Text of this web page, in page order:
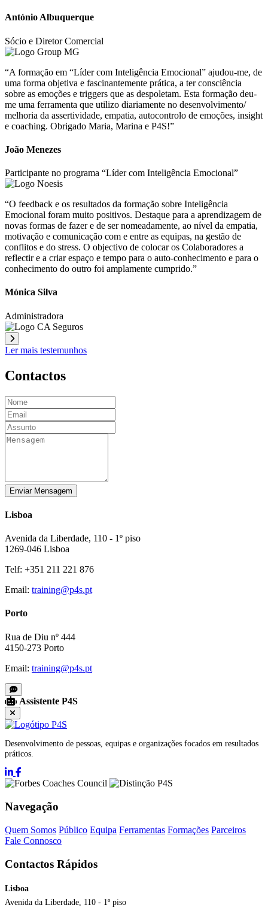
António Albuquerque
Sócio e Diretor Comercial
“A formação em “Líder com Inteligência Emocional” ajudou-me, de
uma forma objetiva e fascinantemente prática, a ter consciência
sobre as emoções e triggers que as despoletam. Esta formação deu-
me uma ferramenta que utilizo diariamente no desenvolvimento/
melhoria da assertividade, empatia, autocontrolo de emoções, insight
e coaching. Obrigado Maria, Marina e P4S!”
João Menezes
Participante no programa “Líder com Inteligência Emocional”
“O feedback e os resultados da formação sobre Inteligência
Emocional foram muito positivos. Destaque para a aprendizagem de
novas formas de fazer e de ser nomeadamente, ao nível da empatia,
motivação e comunicação com e entre as equipas, na gestão de
conflitos e do stress. O objectivo de colocar os Colaboradores a
reflectir e a criar espaço e tempo para o auto-conhecimento e para o
conhecimento do outro foi amplamente cumprido.”
Mónica Silva
Administradora
Ler mais testemunhos
Contactos
Enviar Mensagem
Lisboa
Avenida da Liberdade, 110 - 1º piso
1269-046 Lisboa
Telf: +351 211 221 876
Email: training@p4s.pt
Porto
Rua de Diu nº 444
4150-273 Porto
Email: training@p4s.pt
Assistente P4S
Desenvolvimento de pessoas, equipas e organizações focados em resultados
práticos.
Navegação
Quem Somos Público Equipa Ferramentas Formações Parceiros
Fale Connosco
Contactos Rápidos
Lisboa
Avenida da Liberdade, 110 - 1º piso